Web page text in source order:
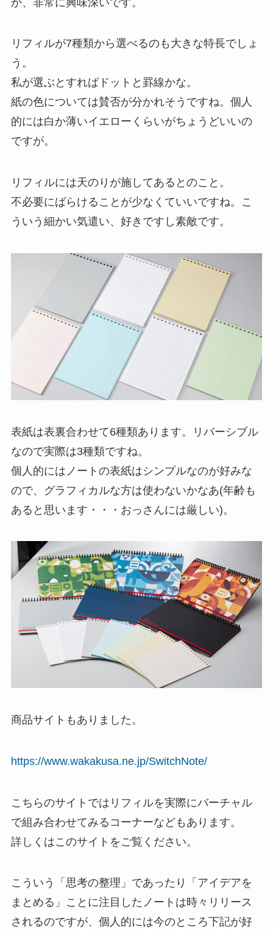
リフィルが7種類から選べるのも大きな特長でしょ
う。
私が選ぶとすればドットと罫線かな。
紙の色については賛否が分かれそうですね。個人
的には白か薄いイエローくらいがちょうどいいの
ですが。
リフィルには天のりが施してあるとのこと。
不必要にばらけることが少なくていいですね。こ
ういう細かい気遣い、好きですし素敵です。
表紙は表裏合わせて6種類あります。リバーシブル
なので実際は3種類ですね。
個人的にはノートの表紙はシンプルなのが好みな
ので、グラフィカルな方は使わないかなあ(年齢も
あると思います・・・おっさんには厳しい)。
商品サイトもありました。
https://www.wakakusa.ne.jp/SwitchNote/
こちらのサイトではリフィルを実際にバーチャル
で組み合わせてみるコーナーなどもあります。
詳しくはこのサイトをご覧ください。
こういう「思考の整理」であったり「アイデアを
まとめる」ことに注目したノートは時々リリース
されるのですが、個人的には今のところ下記が好